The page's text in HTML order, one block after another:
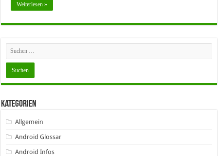
Weiterlesen »
Kategorien
Allgemein
Android Glossar
Android Infos